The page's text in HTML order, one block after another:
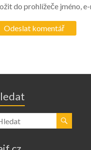
do prohlížeče jméno,